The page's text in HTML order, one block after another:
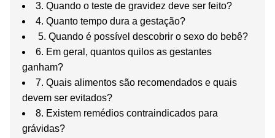
3. Quando o teste de gravidez deve ser feito?
4. Quanto tempo dura a gestação?
5. Quando é possível descobrir o sexo do bebê?
6. Em geral, quantos quilos as gestantes
ganham?
7. Quais alimentos são recomendados e quais
devem ser evitados?
8. Existem remédios contraindicados para
grávidas?